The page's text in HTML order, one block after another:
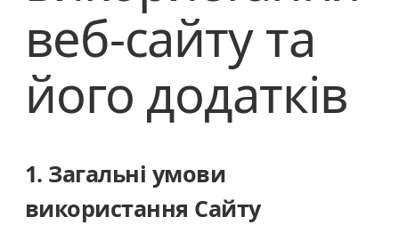
веб-сайту та
його додатків
1. Загальні умови
використання Сайту